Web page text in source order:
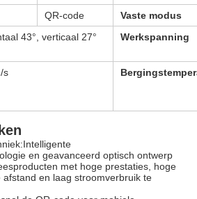
QR-code
Vaste modus
43°, verticaal 27° Werkspanning
s
Intelligente
en geavanceerd optisch ontwerp
met hoge prestaties, hoge
en laag stroomverbruik te